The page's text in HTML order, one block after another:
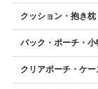
クッション・抱き枕
バック・ポーチ・小
クリアポーチ・ケー